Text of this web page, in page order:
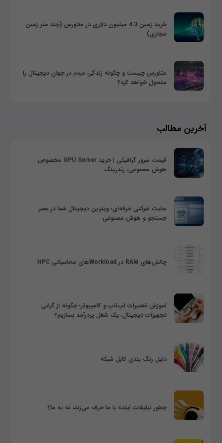
خرید زمین 4.3 میلیون دلاری در متاورس (چند متر زمین
مجازی)
متاورس چیست و چگونه زندگی مردم در جهان دیجیتال را
متحول خواهد کرد؟
آخرین مطالب
قیمت سرور گرافیکی | خرید GPU Server مخصوص
هوش مصنوعی، رندرینگ
سایت شرکتی حرفه‌ای؛ ویترین دیجیتال شما در عصر
جستجو و هوش مصنوعی
چالش‌های RAM در Workloadهای محاسباتی HPC
آموزش تعمیرات لپ‌تاپ و کامپیوتر؛ چگونه از گرانی
تجهیزات دیجیتال، یک شغل پردرآمد بسازیم؟
دلیل رنگ بندی کابل شبکه
چطور تبلیغات آینده با ما حرف می‌زند، نه به ما؟